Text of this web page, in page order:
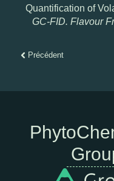
Quantification of
GC-FID. Flavour
Précédent